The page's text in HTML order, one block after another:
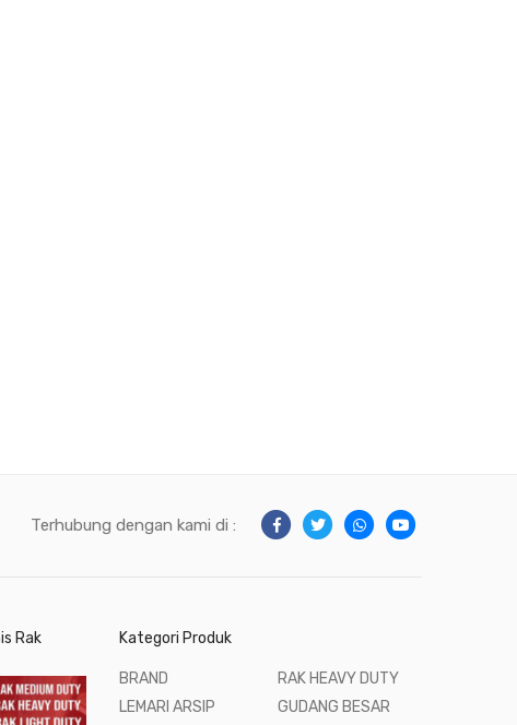
Terhubung dengan kami di :
Rak Kategori Produk
BRAND
LEMARI ARSIP
RAK HEAVY DUTY
GUDANG BESAR